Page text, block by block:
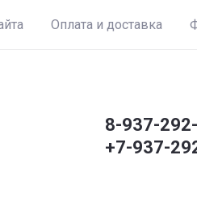
Оплата и доставка
8-937-
+7-937-